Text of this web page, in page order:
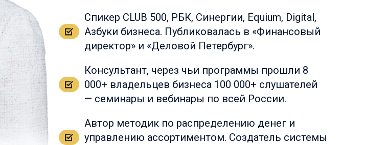
Спикер CLUB 500, РБК, Синергии, Equium, Digital,
Азбуки бизнеса. Публиковалась в «Финансовый
директор» и «Деловой Петербург».
Консультант, через чьи программы прошли 8
000+ владельцев бизнеса 100 000+ слушателей
— семинары и вебинары по всей России.
Автор методик по распределению денег и
управлению ассортиментом. Создатель системы